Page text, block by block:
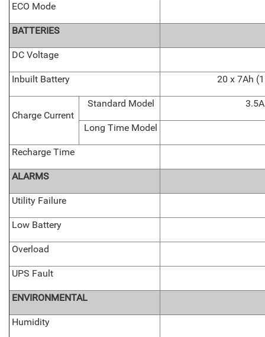
ECO Mode
BATTERIES
DC Voltage
Inbuilt Battery 20 x 7Ah
Charge Current
Standard Model 3.5A
Long Time Model
Recharge Time
ALARMS
Utility Failure
Low Battery
Overload
UPS Fault
ENVIRONMENTAL
Humidity